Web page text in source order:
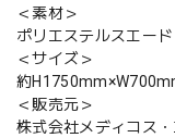
＜素材＞
ポリエステルスエード
＜サイズ＞
約
＜販売元＞
株式会社メディコス